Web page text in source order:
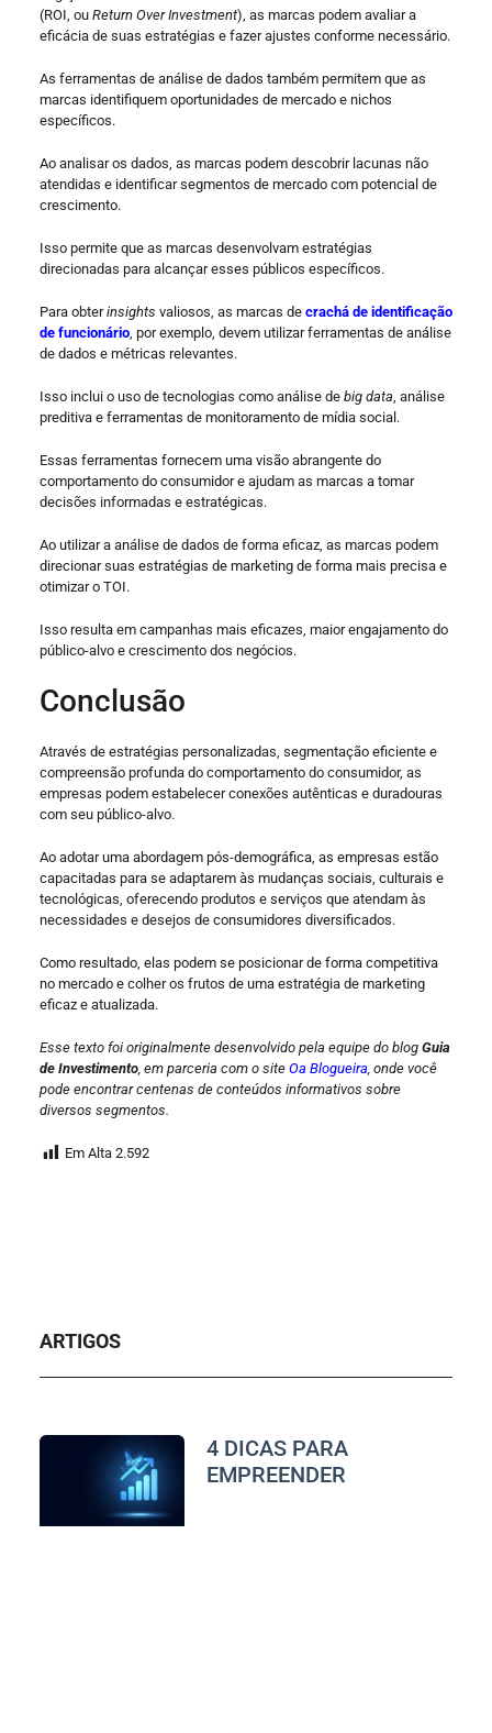
(ROI, ou Return Over Investment), as marcas podem avaliar a
eficácia de suas estratégias e fazer ajustes conforme necessário.
As ferramentas de análise de dados também permitem que as
marcas identifiquem oportunidades de mercado e nichos
específicos.
Ao analisar os dados, as marcas podem descobrir lacunas não
atendidas e identificar segmentos de mercado com potencial de
crescimento.
Isso permite que as marcas desenvolvam estratégias
direcionadas para alcançar esses públicos específicos.
Para obterinsights valiosos, as marcas de crachá de identificação
de funcionário, por exemplo, devem utilizar ferramentas de análise
de dados e métricas relevantes.
Isso inclui o uso de tecnologias como análise de big data, análise
preditiva e ferramentas de monitoramento de mídia social.
Essas ferramentas fornecem uma visão abrangente do
comportamento do consumidor e ajudam as marcas a tomar
decisões informadas e estratégicas.
Ao utilizar a análise de dados de forma eficaz, as marcas podem
direcionar suas estratégias de marketing de forma mais precisa e
otimizar o TOI.
Isso resulta em campanhas mais eficazes, maior engajamento do
público-alvo e crescimento dos negócios.
Conclusão
Através de estratégias personalizadas, segmentação eficiente e
compreensão profunda do comportamento do consumidor, as
empresas podem estabelecer conexões autênticas e duradouras
com seu público-alvo.
Ao adotar uma abordagem pós-demográfica, as empresas estão
capacitadas para se adaptarem às mudanças sociais, culturais e
tecnológicas, oferecendo produtos e serviços que atendam às
necessidades e desejos de consumidores diversificados.
Como resultado, elas podem se posicionar de forma competitiva
no mercado e colher os frutos de uma estratégia de marketing
eficaz e atualizada.
Esse texto foi originalmente desenvolvido pela equipe do blog Guia
de Investimento, em parceria com o site Oa Blogueira, onde você
pode encontrar centenas de conteúdos informativos sobre
diversos segmentos.
Em Alta 2.592
ARTIGOS
4 DICAS PARA
EMPREENDER